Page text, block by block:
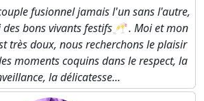
fusionnel jamais l'un sans l'autre,
des bons vivants festifs🥂 . Moi et mon
très doux, nous recherchons le plaisir
moments coquins dans le respect, la
la délicatesse...